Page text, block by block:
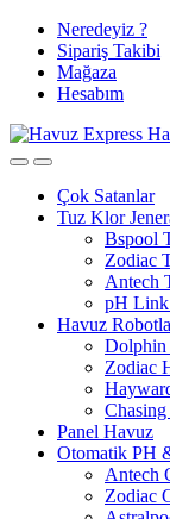
Skip
navigation
Skip
content
Neredeyiz ?
Sipariş Takibi
Mağaza
Hesabım
Çok Satanlar
Tuz Klor
Bspool
Zodiac
Antech
pH
Havuz
Dolphin
Zodiac
Panel Havuz
Otomatik PH
Antech
Zodiac